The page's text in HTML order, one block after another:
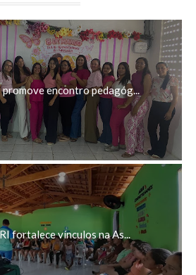
encontro pedagóg...
fortalece vínculos na As...